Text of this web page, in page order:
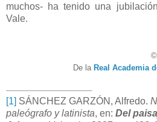
muchos- ha tenido una
Vale.
©
De la Real Academia
[1] SÁNCHEZ GARZÓN, Alfredo.
paleógrafo y latinista, en: Del